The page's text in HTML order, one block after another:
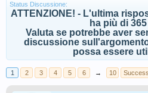
Status Discussione:
ATTENZIONE! - L'ultima
ha più di
Valuta se potrebbe aver
discussione
possa essere
1 2 3 4 5 6 → 10